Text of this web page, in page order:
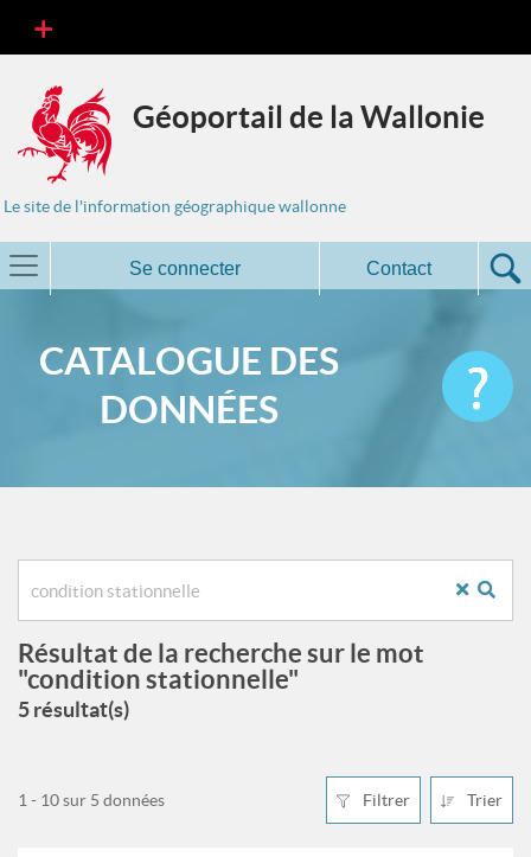
Géoportail de la Wallonie
Le site de l'information géographique wallonne
Se connecter Contact
CATALOGUE DES
DONNÉES
Résultat de la recherche sur le mot
"condition stationnelle"
5 résultat(s)
Filtrer Trier
1 - 10 sur 5 données